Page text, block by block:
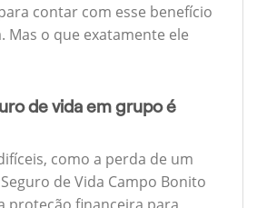
contar com esse benefício
Mas o que exatamente ele
de vida em grupo é
como a perda de um
de Vida Campo Bonito